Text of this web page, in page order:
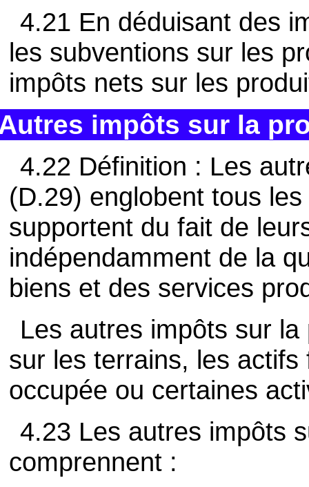
4.21 En déduisant des
les subventions sur les
impôts nets sur les
impôts sur la
4.22 Définition : Les
(D.29) englobent tous
supportent du fait de
indépendamment de la
biens et des services
Les autres impôts sur
sur les terrains, les
occupée ou certaines
4.23 Les autres impôts
comprennent :